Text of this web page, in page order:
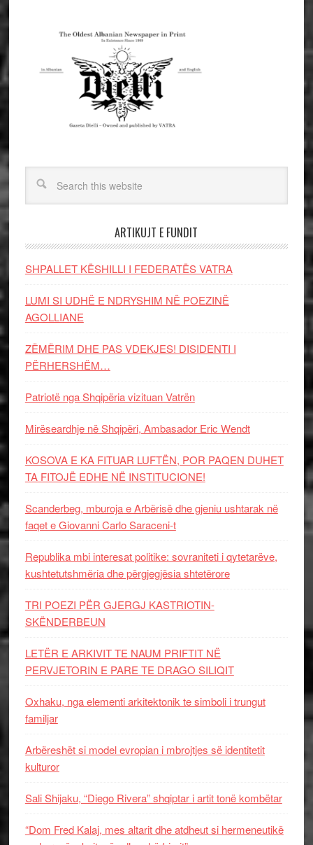
ARTIKUJT E FUNDIT
SHPALLET KËSHILLI I FEDERATËS VATRA
LUMI SI UDHË E NDRYSHIM NË POEZINË
AGOLLIANE
ZËMËRIM DHE PAS VDEKJES! DISIDENTI I
PËRHERSHËM…
Patriotë nga Shqipëria vizituan Vatrën
Mirëseardhje në Shqipëri, Ambasador Eric Wendt
KOSOVA E KA FITUAR LUFTËN, POR PAQEN DUHET
TA FITOJË EDHE NË INSTITUCIONE!
Scanderbeg, mburoja e Arbërisë dhe gjeniu ushtarak në
faqet e Giovanni Carlo Saraceni-t
Republika mbi interesat politike: sovraniteti i qytetarëve,
kushtetutshmëria dhe përgjegjësia shtetërore
TRI POEZI PËR GJERGJ KASTRIOTIN-
SKËNDERBEUN
LETËR E ARKIVIT TE NAUM PRIFTIT NË
PERVJETORIN E PARE TE DRAGO SILIQIT
Oxhaku, nga elementi arkitektonik te simboli i trungut
familjar
Arbëreshët si model evropian i mbrojtjes së identitetit
kulturor
Sali Shijaku, “Diego Rivera” shqiptar i artit tonë kombëtar
“Dom Fred Kalaj, mes altarit dhe atdheut si hermeneutikë